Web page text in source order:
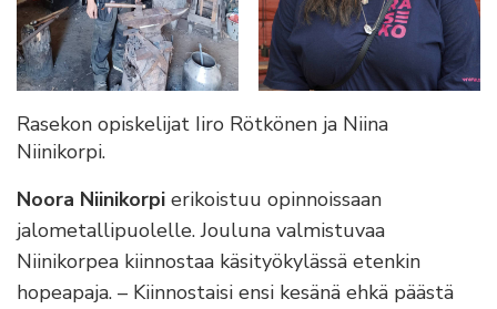
Rasekon opiskelijat Iiro Rötkönen ja Niina
Niinikorpi.
Noora Niinikorpi erikoistuu opinnoissaan
jalometallipuolelle. Jouluna valmistuvaa
Niinikorpea kiinnostaa käsityökylässä etenkin
hopeapaja. – Kiinnostaisi ensi kesänä ehkä päästä